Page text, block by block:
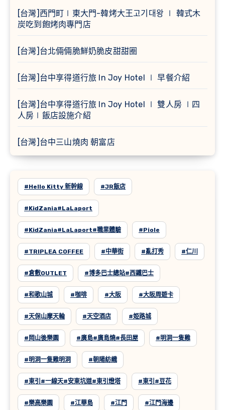
[台灣]西門町∣東大門-韓烤大王고기대왕 ∣ 韓式木
炭吃到飽烤肉專門店
[台灣]台北倆倆脆鮮奶脆皮甜甜圈
[台灣]台中享得道行旅 In Joy Hotel ∣ 早餐介紹
[台灣]台中享得道行旅 In Joy Hotel ∣ 雙人房 ∣四
人房∣飯店設施介紹
[台灣]台中三山燒肉 朝富店
#Hello Kitty 新幹線 #JR飯店
#KidZania#LaLaport
#KidZania#LaLaport#職業體驗 #Piole
#TRIPLEA COFFEE #中華街 #亂打秀 #仁川
#倉敷OUTLET #博多巴士總站#西鐵巴士
#和歌山城 #咖啡 #大阪 #大阪周遊卡
#天保山摩天輪 #天空酒店 #姫路城
#岡山後樂園 #廣島#廣島燒#長田屋 #明洞一隻雞
#明洞一隻雞明洞 #朝陽紡織
#東引#一線天#安東坑道#東引燈塔 #東引#豆花
#樂高樂園 #江華島 #江門 #江門海邊